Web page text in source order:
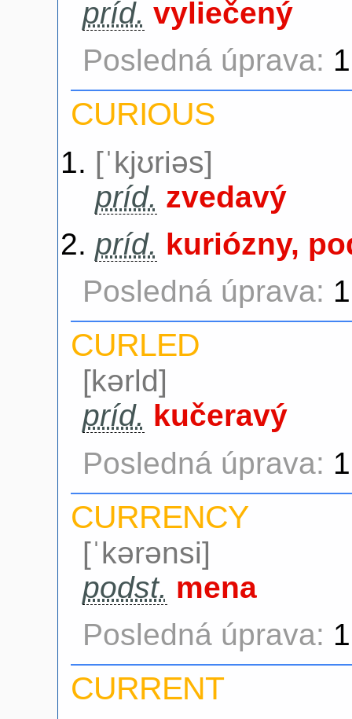
príd. vyliečený
Posledná úprava:
CURIOUS
[ˈkjʊriəs]
príd. zvedavý
príd. kuriózny,
Posledná úprava:
CURLED
[kərld]
príd. kučeravý
Posledná úprava:
CURRENCY
[ˈkərənsi]
podst. mena
Posledná úprava:
CURRENT